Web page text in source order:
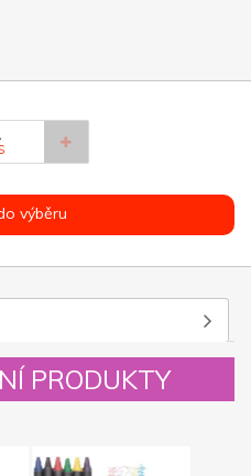
výběru
PRODUKTY